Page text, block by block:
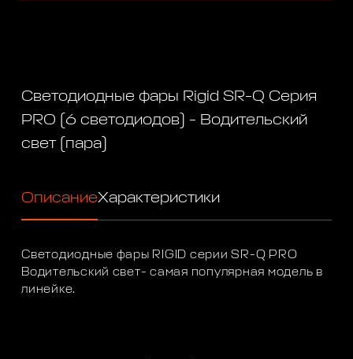
Светодиодные фары Rigid SR-Q Серия
PRO (6 светодиодов) - Водительский
свет (пара)
ОписаниеХарактеристики
Светодиодные фары RIGID серии SR-Q PRO
Водительский свет- самая популярная модель в
линейке.